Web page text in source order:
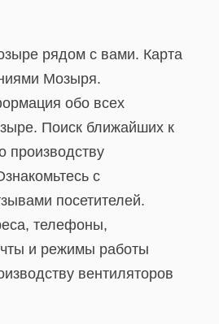
рядом с вами. Карта
Мозыря.
обо всех
Поиск ближайших к
производству
с
посетителей.
телефоны,
и режимы работы
вентиляторов